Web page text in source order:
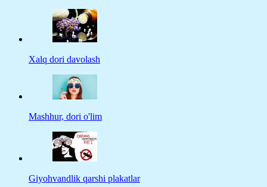
Xalq dori davolash
Mashhur, dori o'lim
Giyohvandlik qarshi plakatlar